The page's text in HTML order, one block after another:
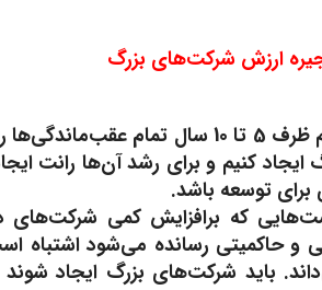
ارزش شرکت‌های بزرگ
در ادامه پنل کیانی با تاکید بر اینکه با مفهوم دانش‌بنیان
ایجاد کنیم و برای رشد آن‌ها رانت
توسعه باشد.
که برافزایش کمی شرکت‌های
حاکمیتی رسانده می‌شود اشتباه
باید شرکت‌های بزرگ ایجاد